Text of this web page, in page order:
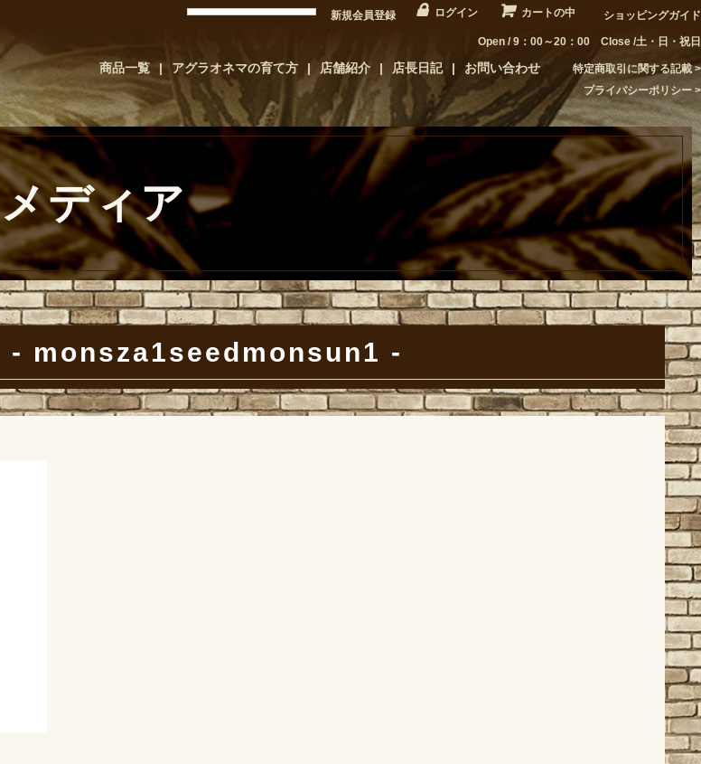
新規会員登録 ログイン カートの中 ショッピングガイド
Open / 9：00～20：00 Close /土・日・祝日
商品一覧 アグラオネマの育て方 店舗紹介 店長日記 お問い合わせ
特定商取引に関する記載
プライバシーポリシー
メディア
monsza1seedmonsun1